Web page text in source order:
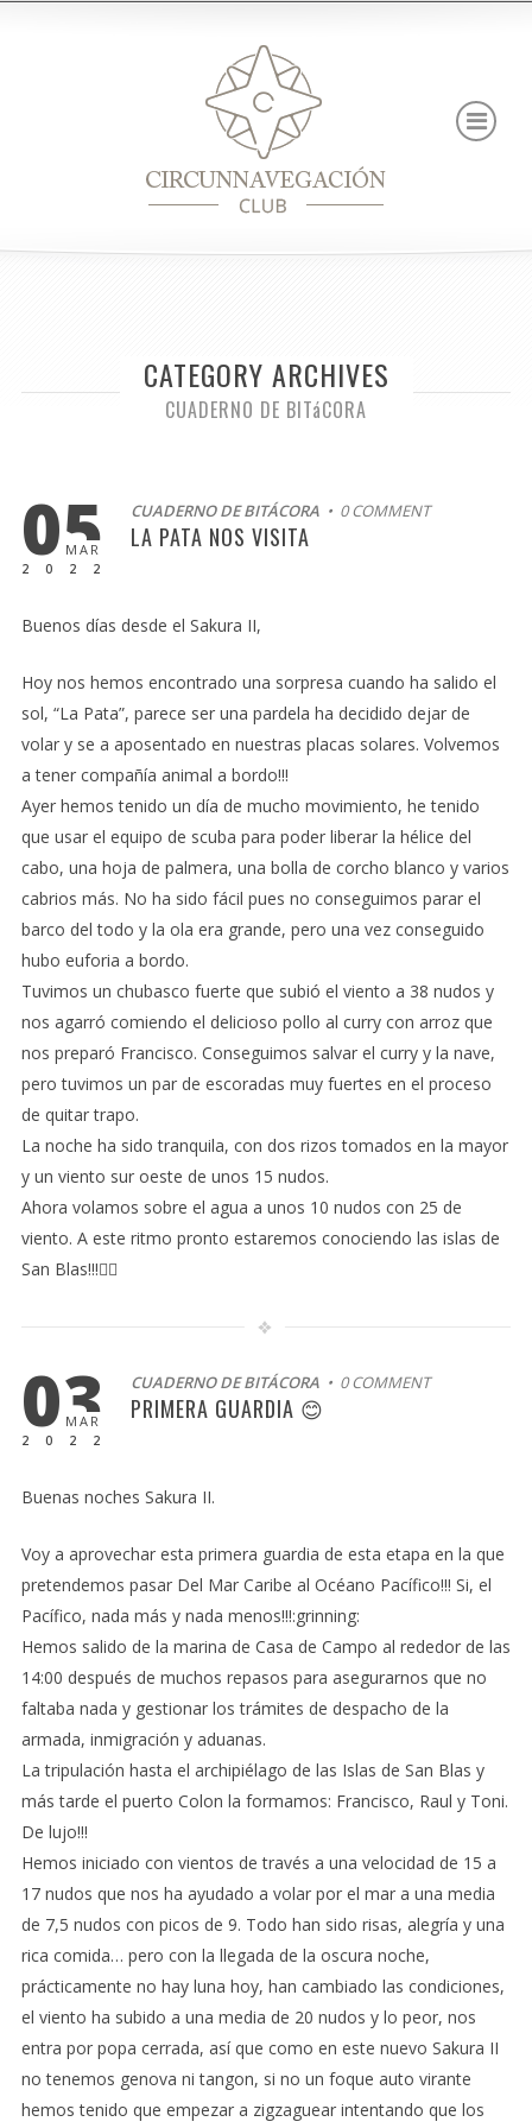
CATEGORY ARCHIVES
CUADERNO DE BITáCORA
05
MAR
2022
CUADERNO DE BITÁCORA• 0 COMMENT
LA PATA NOS VISITA
Buenos días desde el Sakura II,
Hoy nos hemos encontrado una sorpresa cuando ha salido el
sol, “La Pata”, parece ser una pardela ha decidido dejar de
volar y se a aposentado en nuestras placas solares. Volvemos
a tener compañía animal a bordo!!!
Ayer hemos tenido un día de mucho movimiento, he tenido
que usar el equipo de scuba para poder liberar la hélice del
cabo, una hoja de palmera, una bolla de corcho blanco y varios
cabrios más. No ha sido fácil pues no conseguimos parar el
barco del todo y la ola era grande, pero una vez conseguido
hubo euforia a bordo.
Tuvimos un chubasco fuerte que subió el viento a 38 nudos y
nos agarró comiendo el delicioso pollo al curry con arroz que
nos preparó Francisco. Conseguimos salvar el curry y la nave,
pero tuvimos un par de escoradas muy fuertes en el proceso
de quitar trapo.
La noche ha sido tranquila, con dos rizos tomados en la mayor
y un viento sur oeste de unos 15 nudos.
Ahora volamos sobre el agua a unos 10 nudos con 25 de
viento. A este ritmo pronto estaremos conociendo las islas de
San Blas!!!🧑‍✈
03
MAR
2022
CUADERNO DE BITÁCORA• 0 COMMENT
PRIMERA GUARDIA 😊
Buenas noches Sakura II.
Voy a aprovechar esta primera guardia de esta etapa en la que
pretendemos pasar Del Mar Caribe al Océano Pacífico!!! Si, el
Pacífico, nada más y nada menos!!!:grinning:
Hemos salido de la marina de Casa de Campo al rededor de las
14:00 después de muchos repasos para asegurarnos que no
faltaba nada y gestionar los trámites de despacho de la
armada, inmigración y aduanas.
La tripulación hasta el archipiélago de las Islas de San Blas y
más tarde el puerto Colon la formamos: Francisco, Raul y Toni.
De lujo!!!
Hemos iniciado con vientos de través a una velocidad de 15 a
17 nudos que nos ha ayudado a volar por el mar a una media
de 7,5 nudos con picos de 9. Todo han sido risas, alegría y una
rica comida… pero con la llegada de la oscura noche,
prácticamente no hay luna hoy, han cambiado las condiciones,
el viento ha subido a una media de 20 nudos y lo peor, nos
entra por popa cerrada, así que como en este nuevo Sakura II
no tenemos genova ni tangon, si no un foque auto virante
hemos tenido que empezar a zigzaguear intentando que los